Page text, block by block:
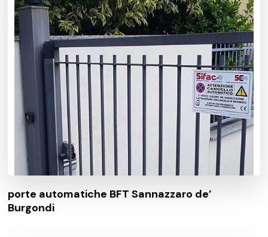
porte automatiche BFT Sannazzaro de’
Burgondi